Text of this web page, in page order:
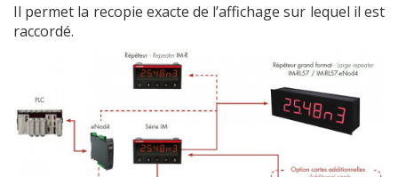
Il permet la recopie exacte de l’affichage sur lequel il est
raccordé.